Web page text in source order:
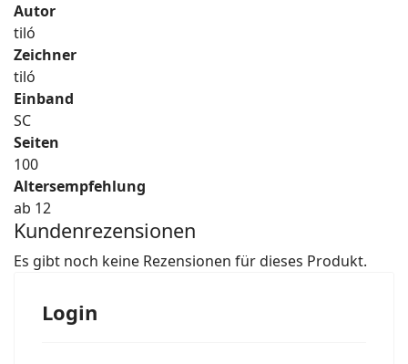
Autor
tiló
Zeichner
tiló
Einband
SC
Seiten
100
Altersempfehlung
ab 12
Kundenrezensionen
Es gibt noch keine Rezensionen für dieses Produkt.
Login